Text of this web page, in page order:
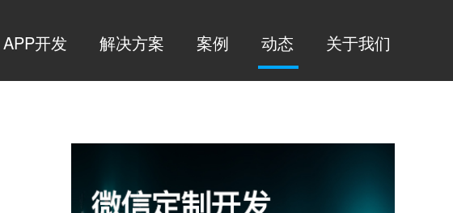
APP开发 解决方案 案例 动态 关于我们